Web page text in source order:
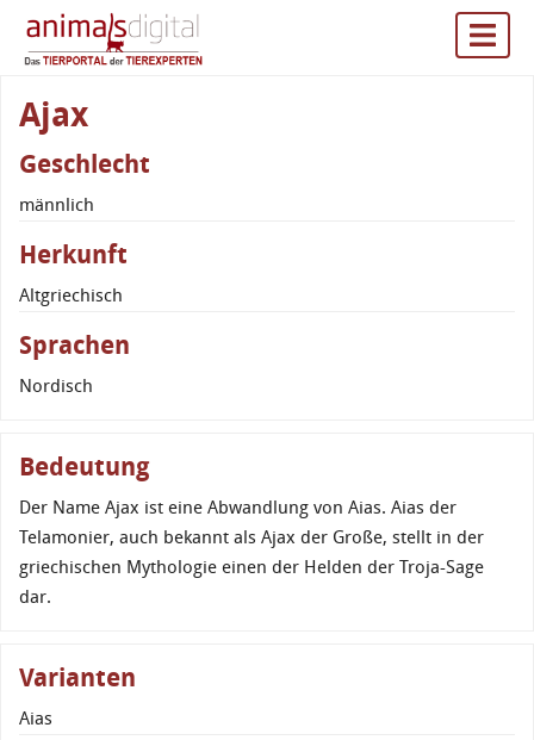
Ajax
Geschlecht
männlich
Herkunft
Altgriechisch
Sprachen
Nordisch
Bedeutung
Der Name Ajax ist eine Abwandlung von Aias. Aias der
Telamonier, auch bekannt als Ajax der Große, stellt in der
griechischen Mythologie einen der Helden der Troja-Sage
dar.
Varianten
Aias